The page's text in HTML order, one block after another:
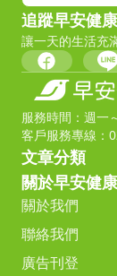
追蹤早安健康
讓一天的生活充
服務時間：週一
客戶服務專線：
文章分類
關於早安健康
關於我們
聯絡我們
廣告刊登